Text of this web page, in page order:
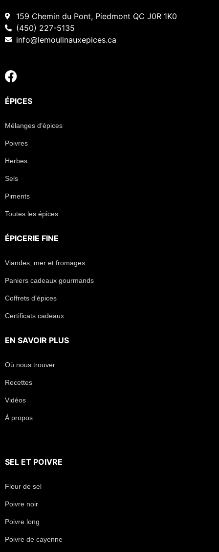
159 Chemin du Pont, Piedmont QC J0R 1K0
(450) 227-5135
info@lemoulinauxepices.ca
ÉPICES
Mélanges d’épices
Poivres
Herbes
Sels
Piments
Toutes les épices
ÉPICERIE FINE
Viandes, mer et fromages
Paniers cadeaux gourmands
Coffrets d’épices
Certificats cadeaux
EN SAVOIR PLUS
Où nous trouver
Recettes
Vidéos
À propos
SEL ET POIVRE
Fleur de sel
Poivre noir
Poivre long
Poivre de cayenne